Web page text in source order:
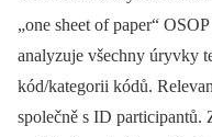
„one sheet of paper“
analyzuje všechny úryvky
kód/kategorii kódů.
společně s ID participantů.